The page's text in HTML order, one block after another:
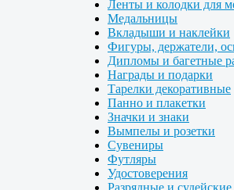
Ленты и колодки для
Медальницы
Вкладыши и наклейки
Фигуры, держатели,
Дипломы и багетные
Награды и подарки
Тарелки декоративные
Панно и плакетки
Значки и знаки
Вымпелы и розетки
Сувениры
Футляры
Удостоверения
Разрядные и